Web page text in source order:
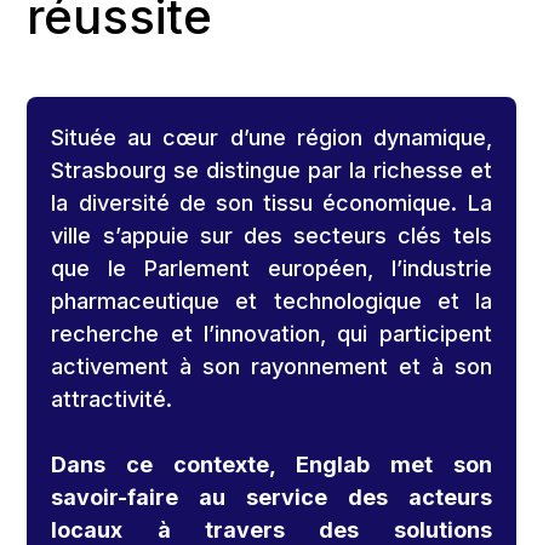
réussite
Située au cœur d’une région dynamique,
Strasbourg se distingue par la richesse et
la diversité de son tissu économique. La
ville s’appuie sur des secteurs clés tels
que le Parlement européen, l’industrie
pharmaceutique et technologique et la
recherche et l’innovation, qui participent
activement à son rayonnement et à son
attractivité.
Dans ce contexte, Englab met son
savoir-faire au service des acteurs
locaux à travers des solutions